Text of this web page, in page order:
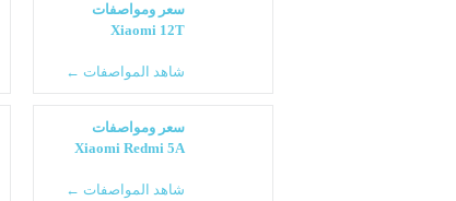
سعر ومواصفات
Xiaomi 12T
شاهد المواصفات ←
سعر ومواصفات
Xiaomi Redmi 5A
شاهد المواصفات ←